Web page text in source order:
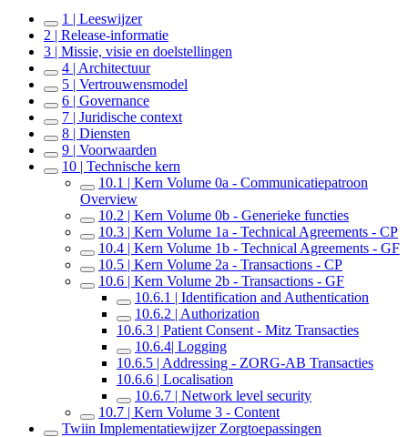
1 | Leeswijzer
2 | Release-informatie
3 | Missie, visie en doelstellingen
4 | Architectuur
5 | Vertrouwensmodel
6 | Governance
7 | Juridische context
8 | Diensten
9 | Voorwaarden
10 | Technische kern
10.1 | Kern Volume 0a - Communicatiepatroon
Overview
10.2 | Kern Volume 0b - Generieke functies
10.3 | Kern Volume 1a - Technical Agreements - CP
10.4 | Kern Volume 1b - Technical Agreements - GF
10.5 | Kern Volume 2a - Transactions - CP
10.6 | Kern Volume 2b - Transactions - GF
10.6.1 | Identification and Authentication
10.6.2 | Authorization
10.6.3 | Patient Consent - Mitz Transacties
10.6.4| Logging
10.6.5 | Addressing - ZORG-AB Transacties
10.6.6 | Localisation
10.6.7 | Network level security
10.7 | Kern Volume 3 - Content
Twiin Implementatiewijzer Zorgtoepassingen